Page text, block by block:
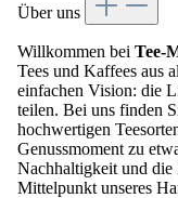
Über uns
Willkommen bei Tee-
Tees und Kaffees aus
einfachen Vision: die
teilen. Bei uns finden
hochwertigen
Genussmoment zu
Nachhaltigkeit und die
Mittelpunkt unseres